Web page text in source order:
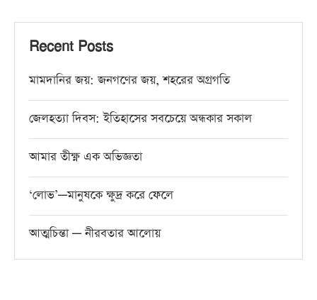
Recent Posts
মামদানির জয়: জনগণের জয়, শহরের অগ্রগতি
জেলহত্যা দিবস: ইতিহাসের সবচেয়ে অন্ধকার সকাল
আমার তীক্ষ্ণ এক অভিজ্ঞতা
‘লোভ’—মানুষকে ক্ষুদ্র করে ফেলে
আত্মচিন্তা — নীরবতার আলোয়